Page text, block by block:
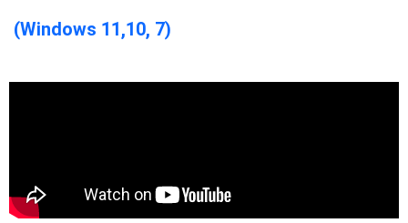
(Windows 11,10, 7)